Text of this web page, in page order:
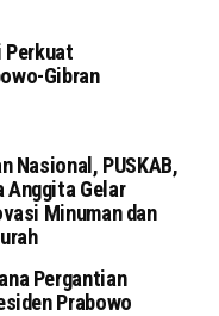
Perkuat
Gibran
Nasional, PUSKAB,
Anggita Gelar
Minuman dan
Pergantian
Prabowo